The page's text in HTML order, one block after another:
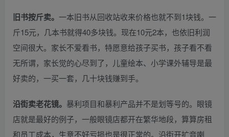
旧书按斤卖。 一本旧书从回收站收来价格也就不到1块钱。一
斤15元，几本书就得40多块钱。现在10元2本，也依旧利润
空间很大。家长不爱看书，特愿意给孩子买书，孩子看不看
无所谓，家长觉的心尽到了，儿童绘本、小学课外辅导是最
好卖的，一买一套，几十块钱赚到手。
沿街卖老花镜。 暴利项目和暴利产品并不是划等号的。眼镜
店就是最好的例子，一般眼镜店都开在繁华地段，算算房租
和员工成本，生意不好亏损也是很正常的。沿街开扩音喇